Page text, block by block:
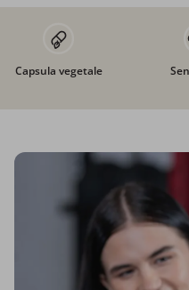
Capsula vegetale